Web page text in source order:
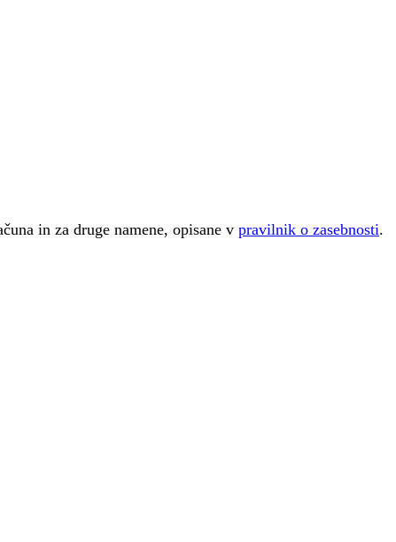
in za druge namene, opisane v pravilnik o zasebnosti.